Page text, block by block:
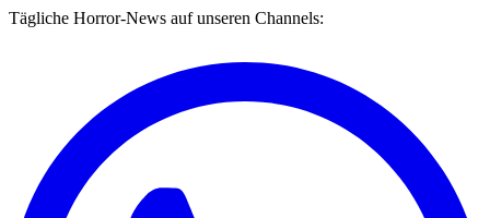
Tägliche Horror-News auf unseren Channels: